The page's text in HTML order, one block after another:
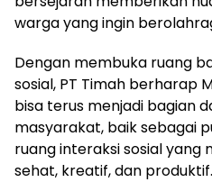
warga yang ingin
Dengan membuka ruang
sosial, PT Timah berharap
bisa terus menjadi bagian
masyarakat, baik sebagai
ruang interaksi sosial yang
sehat, kreatif, dan produktif.